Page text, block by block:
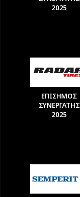
2025
ΕΠΙΣΗΜΟΣ
ΣΥΝΕΡΓΑΤΗΣ
2025